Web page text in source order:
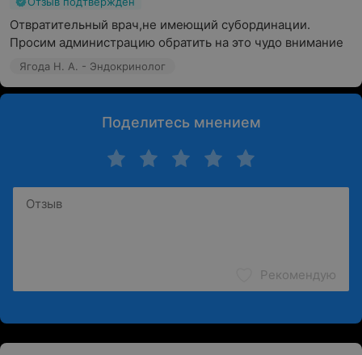
Отвратительный врач,не имеющий субординации.
Просим администрацию обратить на это чудо внимание
Ягода Н. А. - Эндокринолог
Поделитесь мнением
Рекомендую